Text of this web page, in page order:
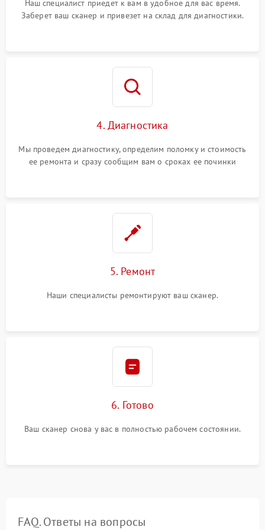
Наш специалист приедет к вам в удобное для вас время.
Заберет ваш сканер и привезет на склад для диагностики.
4. Диагностика
Мы проведем диагностику, определим поломку и стоимость
ее ремонта и сразу сообщим вам о сроках ее починки
5. Ремонт
Наши специалисты ремонтируют ваш сканер.
6. Готово
Ваш сканер снова у вас в полностью рабочем состоянии.
FAQ. Ответы на вопросы